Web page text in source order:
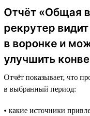
Отчёт «Общая
рекрутер
в воронке и
улучшить
Отчёт показывает, что
в выбранный период:
• какие источники